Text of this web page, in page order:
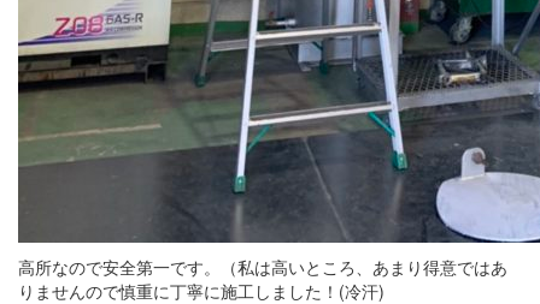
高所なので安全第一です。（私は高いところ、あまり得意ではあ
りませんので慎重に丁寧に施工しました！(冷汗)